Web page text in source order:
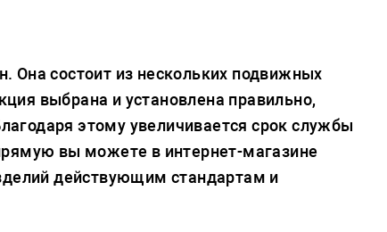
состоит из нескольких подвижных
выбрана и установлена правильно,
этому увеличивается срок службы
вы можете в интернет-магазине
действующим стандартам и